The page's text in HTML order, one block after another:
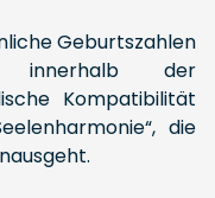
Geburtszahlen
innerhalb der
Kompatibilität
die